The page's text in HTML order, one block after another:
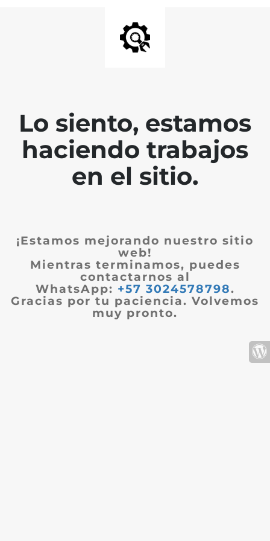
Lo siento, estamos
haciendo trabajos
en el sitio.
¡Estamos mejorando nuestro sitio
web!
Mientras terminamos, puedes
contactarnos al
WhatsApp: +57 3024578798.
Gracias por tu paciencia. Volvemos
muy pronto.